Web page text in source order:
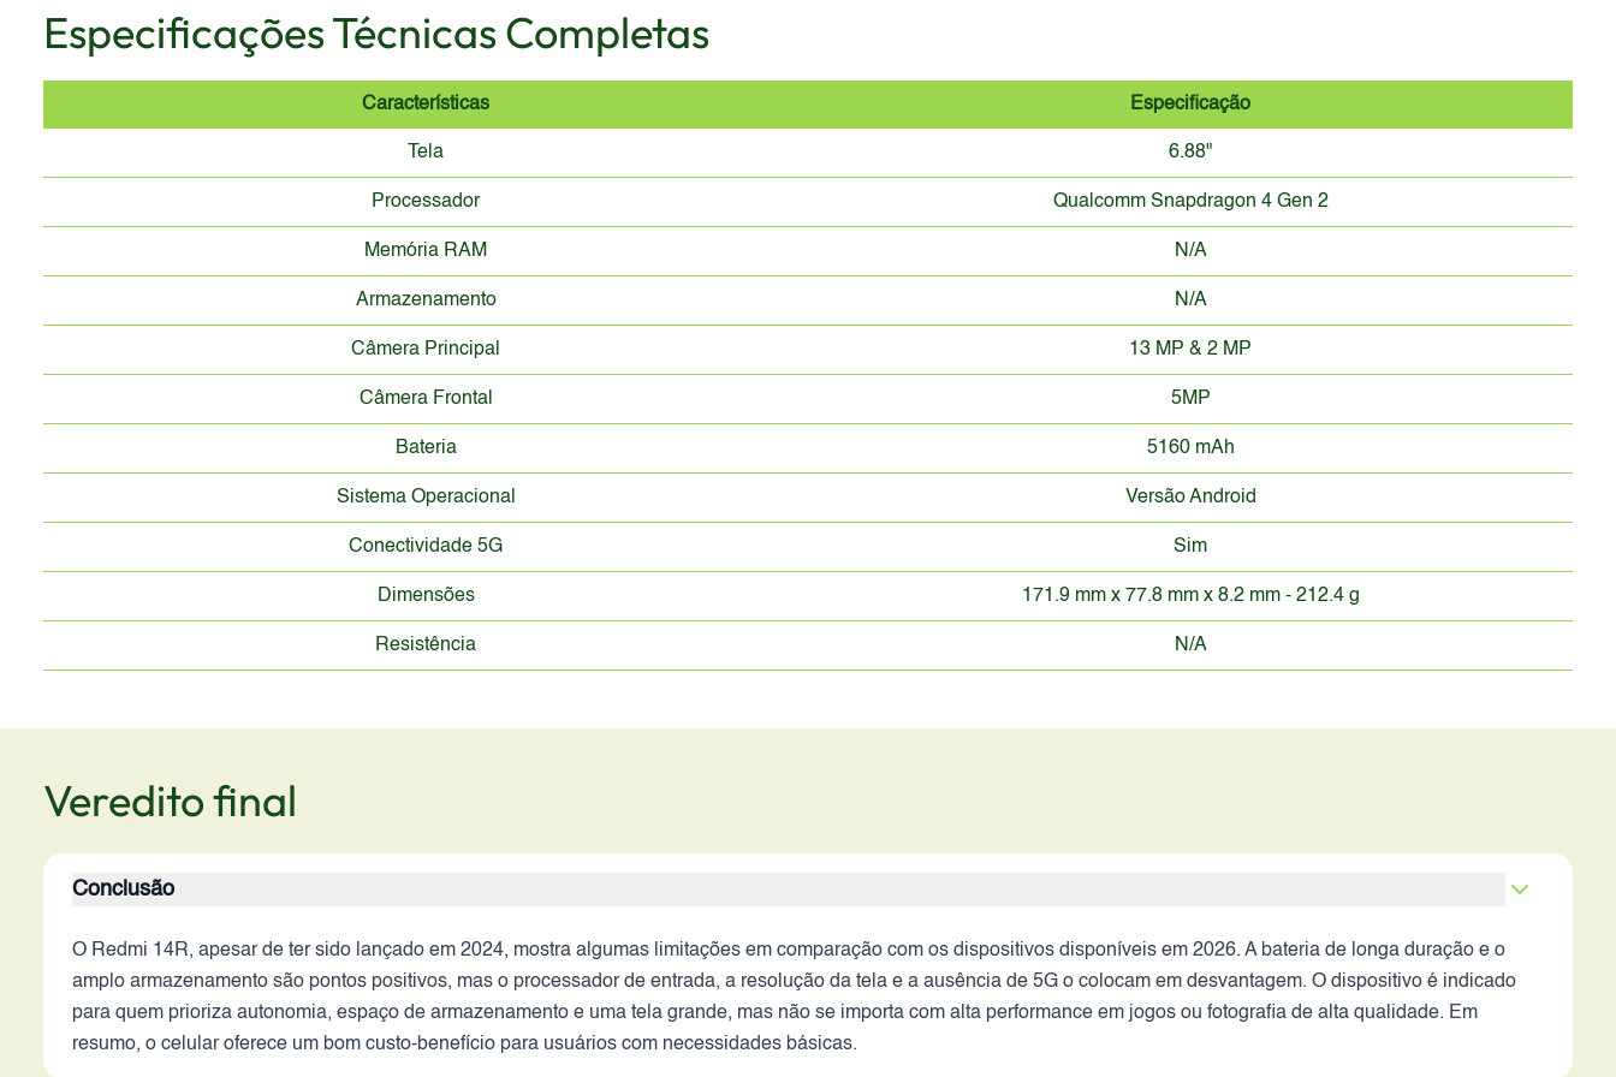
Especificações Técnicas Completas
Características Especificação
Tela 6.88"
Processador Qualcomm Snapdragon 4 Gen 2
Memória RAM N/A
Armazenamento N/A
Câmera Principal 13 MP & 2 MP
Câmera Frontal 5MP
Bateria 5160 mAh
Sistema Operacional Versão Android
Conectividade 5G Sim
Dimensões 171.9 mm x 77.8 mm x 8.2 mm - 212.4 g
Resistência N/A
Veredito final
Conclusão
O Redmi 14R, apesar de ter sido lançado em 2024, mostra algumas limitações em comparação com os dispositivos disponíveis em 2026. A bateria de longa duração e o
amplo armazenamento são pontos positivos, mas o processador de entrada, a resolução da tela e a ausência de 5G o colocam em desvantagem. O dispositivo é indicado
para quem prioriza autonomia, espaço de armazenamento e uma tela grande, mas não se importa com alta performance em jogos ou fotografia de alta qualidade. Em
resumo, o celular oferece um bom custo-benefício para usuários com necessidades básicas.